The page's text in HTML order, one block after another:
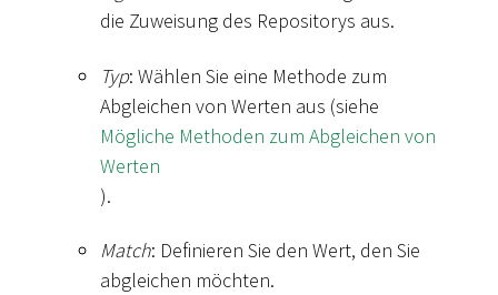
die Zuweisung des Repositorys aus.
Typ: Wählen Sie eine Methode zum
Abgleichen von Werten aus (siehe
Mögliche Methoden zum Abgleichen von
Werten
).
Match: Definieren Sie den Wert, den Sie
abgleichen möchten.